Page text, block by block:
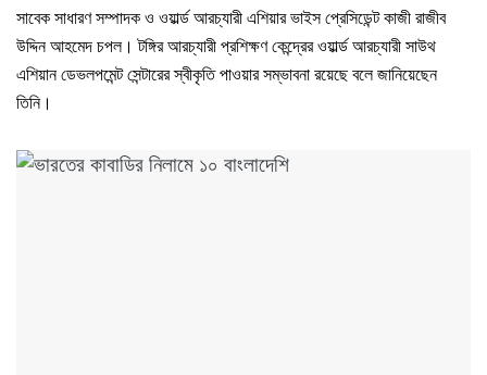
সাবেক সাধারণ সম্পাদক ও ওয়ার্ল্ড আরচ্যারী এশিয়ার ভাইস প্রেসিডেন্ট কাজী রাজীব
উদ্দিন আহমেদ চপল। টঙ্গির আরচ্যারী প্রশিক্ষণ কেন্দ্রের ওয়ার্ল্ড আরচ্যারী সাউথ
এশিয়ান ডেভলপমেন্ট সেন্টারের স্বীকৃতি পাওয়ার সম্ভাবনা রয়েছে বলে জানিয়েছেন
তিনি।